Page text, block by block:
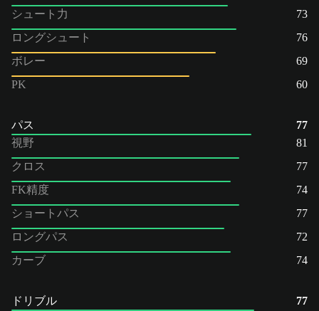
シュート力
73
ロングシュート
76
ボレー
69
PK
60
パス
77
視野
81
クロス
77
FK精度
74
ショートパス
77
ロングパス
72
カーブ
74
ドリブル
77